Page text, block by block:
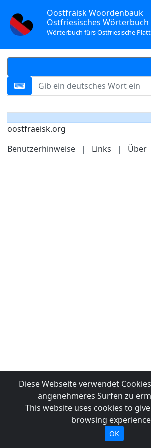
Oostfräisk Woordenbauk
Ostfriesisches Wörterbuch
Wörterbuch fürs Ostfriesische Platt
oostfraeisk.org
Benutzerhinweise
| Links | Über
Diese Webseite verwendet
angenehmeres Surfen zu
This website uses cookies to
browsing
OK